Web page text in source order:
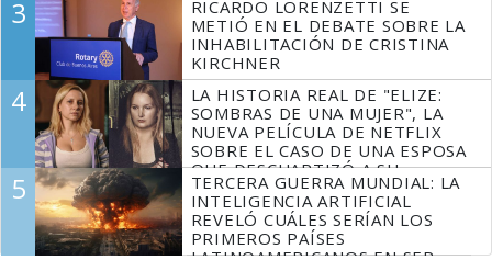
3
RICARDO LORENZETTI SE
METIÓ EN EL DEBATE SOBRE LA
INHABILITACIÓN DE CRISTINA
KIRCHNER
4
LA HISTORIA REAL DE "ELIZE:
SOMBRAS DE UNA MUJER", LA
NUEVA PELÍCULA DE NETFLIX
SOBRE EL CASO DE UNA ESPOSA
QUE DESCUARTIZÓ A SU
MARIDO
5
TERCERA GUERRA MUNDIAL: LA
INTELIGENCIA ARTIFICIAL
REVELÓ CUÁLES SERÍAN LOS
PRIMEROS PAÍSES
LATINOAMERICANOS EN SER